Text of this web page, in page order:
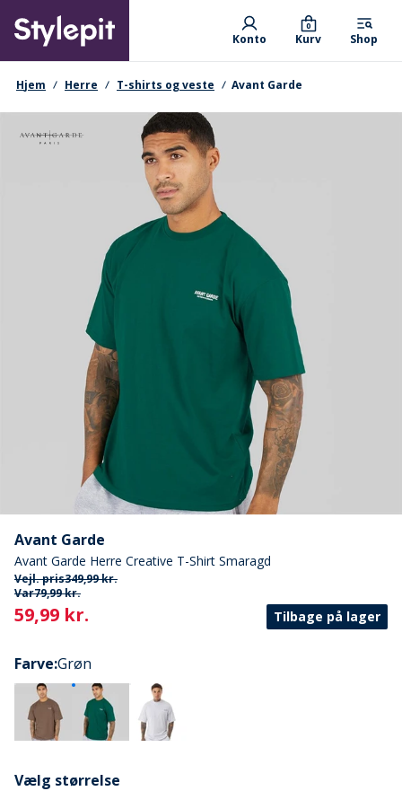
main
content
Primary departments
Konto Kurv
0
Shop
navigationssti
Hjem Herre T-shirts og veste Avant Garde
Avant Garde
Avant Garde Herre Creative T-Shirt Smaragd
Vejl. pris349,99 kr.
Var79,99 kr.
Current
59,99 kr. Tilbage på lager
Farve:Grøn
Vælg størrelse